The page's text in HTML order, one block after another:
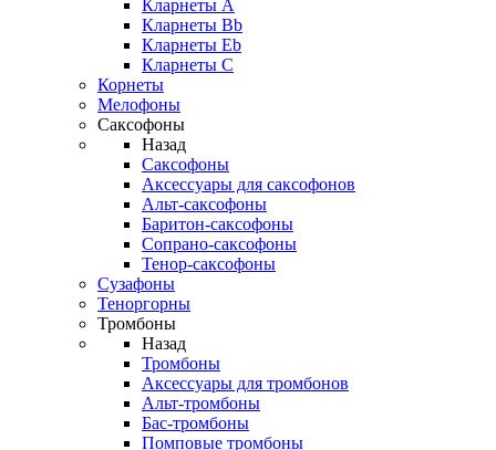
Кларнеты A
Кларнеты Bb
Кларнеты Eb
Кларнеты С
Корнеты
Мелофоны
Саксофоны
Назад
Саксофоны
Аксессуары для саксофонов
Альт-саксофоны
Баритон-саксофоны
Сопрано-саксофоны
Тенор-саксофоны
Сузафоны
Теноргорны
Тромбоны
Назад
Тромбоны
Аксессуары для тромбонов
Альт-тромбоны
Бас-тромбоны
Помповые тромбоны